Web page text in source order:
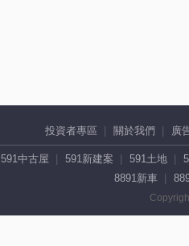
投資者專區 關於我們 廣
591中古屋 591新建案 591土地
8891新車